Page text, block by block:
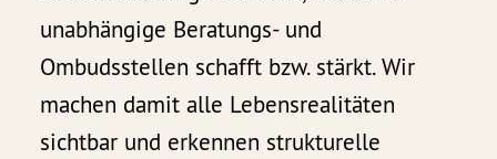
unabhängige Beratungs- und
Ombudsstellen schafft bzw. stärkt. Wir
machen damit alle Lebensrealitäten
sichtbar und erkennen strukturelle